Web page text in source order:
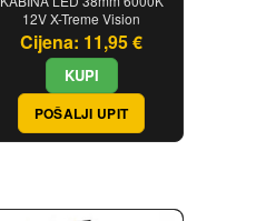
12V X-Treme Vision
Cijena: 11,95 €
POŠALJI UPIT